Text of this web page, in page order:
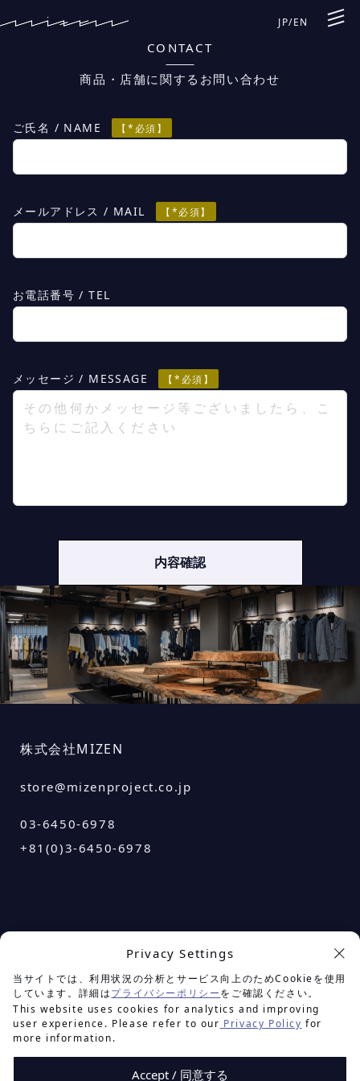
Privacy Settings
当サイトでは、利用状況の分析とサービス向上のためCookieを使用
しています。詳細はプライバシーポリシーをご確認ください。
This website uses cookies for analytics and improving
user experience. Please refer to our Privacy Policy for
more information.
Accept / 同意する
JP/EN
CONTACT
商品・店舗に関するお問い合わせ
ご氏名 / NAME 【*必須】
メールアドレス / MAIL 【*必須】
お電話番号 / TEL
メッセージ / MESSAGE 【*必須】
内容確認
株式会社MIZEN
store@mizenproject.co.jp
03-6450-6978
+81(0)3-6450-6978
余白を楽しむプロジェクト